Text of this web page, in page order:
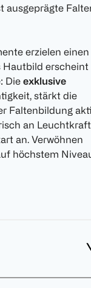
ausgeprägte
erzielen einen
Hautbild erscheint
Die exklusive
stärkt die
Faltenbildung
an Leuchtkraft
an. Verwöhnen
höchstem